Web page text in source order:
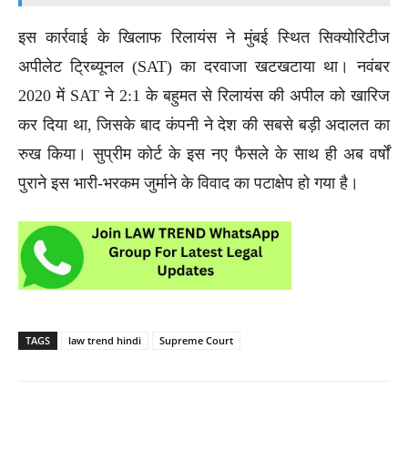
इस कार्रवाई के खिलाफ रिलायंस ने मुंबई स्थित सिक्योरिटीज
अपीलेट ट्रिब्यूनल (SAT) का दरवाजा खटखटाया था। नवंबर
2020 में SAT ने 2:1 के बहुमत से रिलायंस की अपील को खारिज
कर दिया था, जिसके बाद कंपनी ने देश की सबसे बड़ी अदालत का
रुख किया। सुप्रीम कोर्ट के इस नए फैसले के साथ ही अब वर्षों
पुराने इस भारी-भरकम जुर्माने के विवाद का पटाक्षेप हो गया है।
TAGS law trend hindi Supreme Court